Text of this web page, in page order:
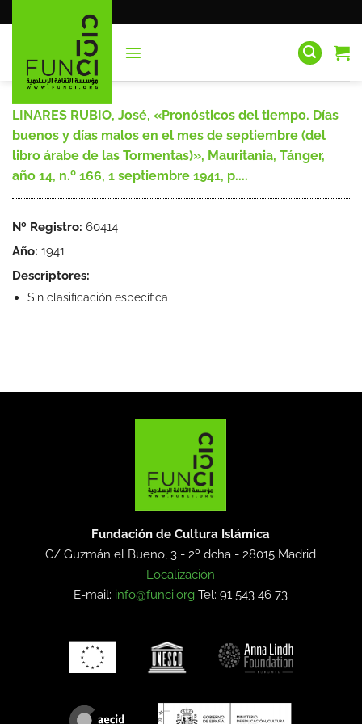
al
LINARES RUBIO, José, «Pronósticos del tiempo. Días
buenos y días malos en el mes de septiembre (del
libro árabe de las Tormentas)», Mauritania, Tánger,
año 14, n.º 166, 1 septiembre 1941, p....
Nº Registro: 60414
Año: 1941
Descriptores:
Sin clasificación específica
Fundación de Cultura Islámica
C/ Guzmán el Bueno, 3 - 2º dcha -28015 Madrid
Localización
E-mail: info@funci.org Tel: 91 543 46 73